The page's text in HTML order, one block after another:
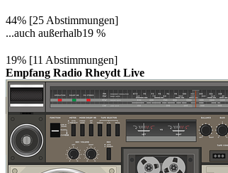
44% [25 Abstimmungen]
...auch außerhalb19 %
19% [11 Abstimmungen]
Empfang Radio Rheydt Live